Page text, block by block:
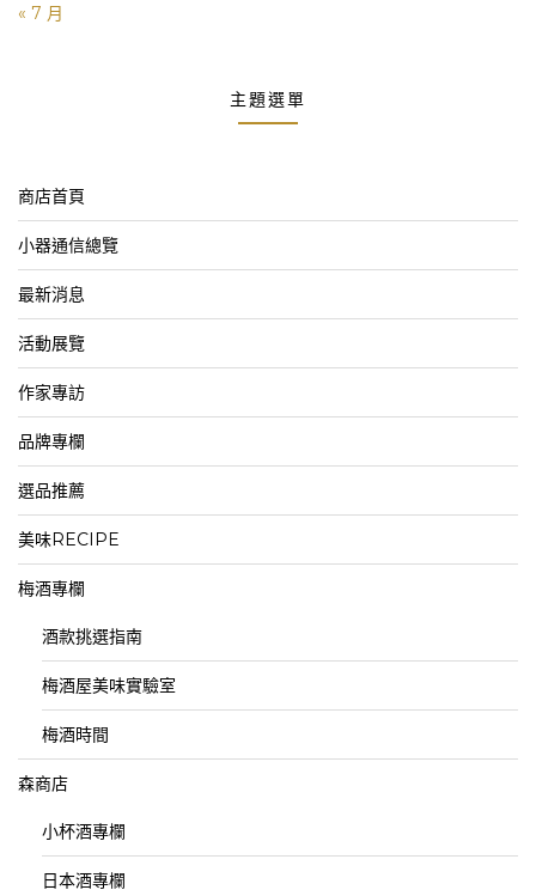
« 7 月
主題選單
商店首頁
小器通信總覽
最新消息
活動展覽
作家專訪
品牌專欄
選品推薦
美味RECIPE
梅酒專欄
酒款挑選指南
梅酒屋美味實驗室
梅酒時間
森商店
小杯酒專欄
日本酒專欄